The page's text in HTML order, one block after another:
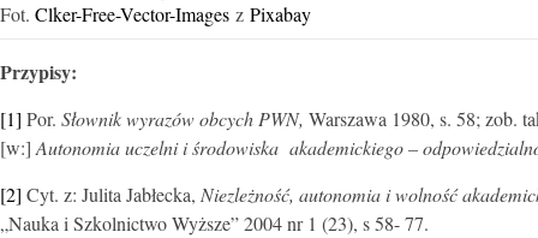
Fot. Clker-Free-Vector-Images z Pixabay
Przypisy:
[1] Por. Słownik wyrazów obcych PWN, Warszawa 1980, s. 58; zob.
[w:]Autonomia uczelni i środowiska akademickiego –
[2] Cyt. z: Julita Jabłecka, Niezleżność, autonomia i wolność
„Nauka i Szkolnictwo Wyższe” 2004 nr 1 (23), s 58- 77.